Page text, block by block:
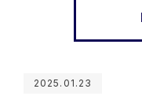
2025.01.23